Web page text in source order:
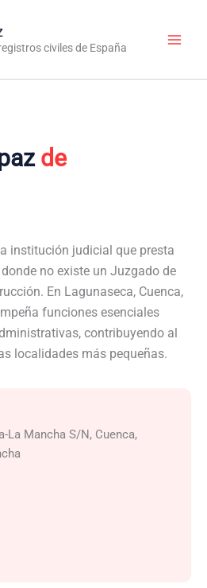
civiles de España
de
institución judicial que presta
no existe un Juzgado de
En Lagunaseca, Cuenca,
funciones esenciales
contribuyendo al
localidades más pequeñas.
La Mancha S/N, Cuenca,